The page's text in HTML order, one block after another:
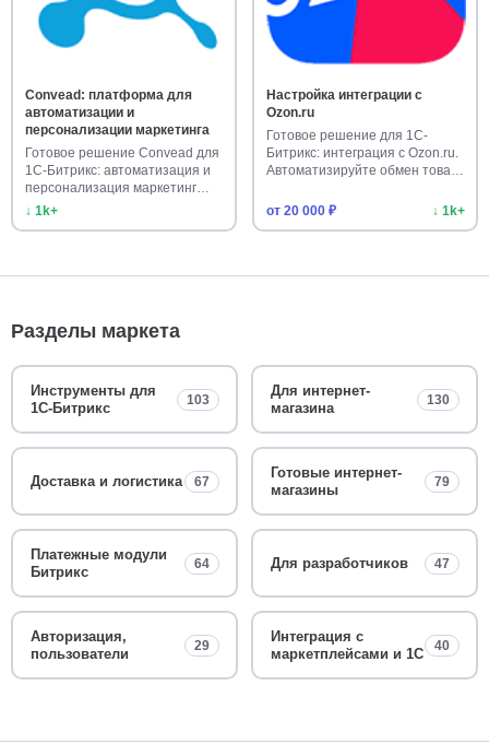
Convead: платформа для
автоматизации и
персонализации маркетинга
Готовое решение Convead для
1С-Битрикс: автоматизация и
персонализация маркетинг…
↓ 1k+
Настройка интеграции с
Ozon.ru
Готовое решение для 1С-
Битрикс: интеграция с Ozon.ru.
Автоматизируйте обмен това…
от 20 000 ₽ ↓ 1k+
Разделы маркета
Инструменты для
1С-Битрикс
103
Для интернет-
магазина
130
Доставка и логистика 67
Готовые интернет-
магазины
79
Платежные модули
Битрикс
64 Для разработчиков 47
Авторизация,
пользователи
29
Интеграция с
маркетплейсами и 1С
40